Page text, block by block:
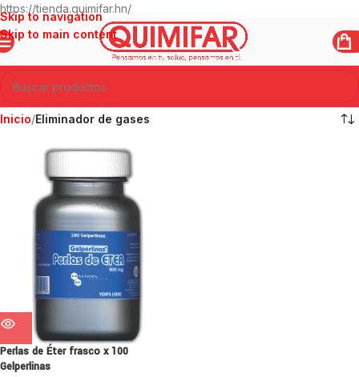
https://tienda.quimifar.hn/
Skip to navigation
Skip to main content
Inicio/Eliminador de gases
Perlas de Éter frasco x 100
Gelperlinas